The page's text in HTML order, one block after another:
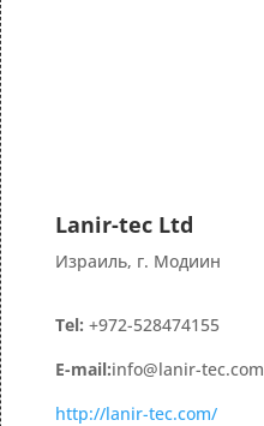
Lanir-tec Ltd
Израиль, г. Модиин
Tel: +972-528474155
E-mail:info@lanir-tec.com
http://lanir-tec.com/